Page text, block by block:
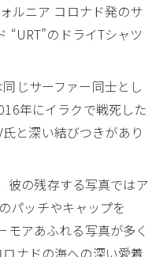
ルニア コロナド発のサ
“URT”のドライTシャツ
じサーファー同士とし
年にイラクで戦死した
と深い結びつきがあり
彼の残存する写真ではア
パッチやキャップを
モアあふれる写真が多く
ナドの海への深い愛着